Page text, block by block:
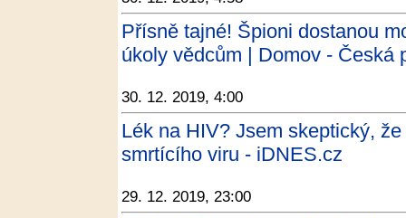
Přísně tajné! Špioni dostanou
úkoly vědcům | Domov - Česká
30. 12. 2019, 4:00
Lék na HIV? Jsem skeptický,
smrtícího viru - iDNES.cz
29. 12. 2019, 23:00